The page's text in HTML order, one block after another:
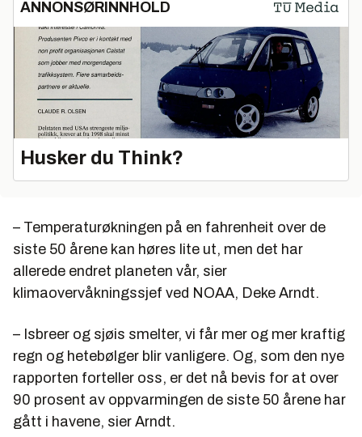
ANNONSØRINNHOLD
Husker du Think?
– Temperaturøkningen på en fahrenheit over de
siste 50 årene kan høres lite ut, men det har
allerede endret planeten vår, sier
klimaovervåkningssjef ved NOAA, Deke Arndt.
– Isbreer og sjøis smelter, vi får mer og mer kraftig
regn og hetebølger blir vanligere. Og, som den nye
rapporten forteller oss, er det nå bevis for at over
90 prosent av oppvarmingen de siste 50 årene har
gått i havene, sier Arndt.